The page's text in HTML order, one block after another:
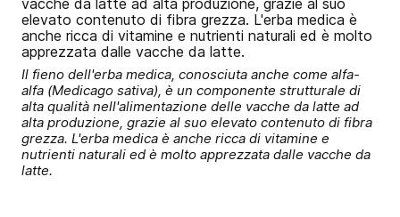
Il fieno dell'erba medica, conosciuta anche come alfa-
alfa (Medicago sativa), è un componente strutturale di
alta qualità nell'alimentazione delle vacche da latte ad
alta produzione, grazie al suo elevato contenuto di fibra
grezza. L'erba medica è anche ricca di vitamine e
nutrienti naturali ed è molto apprezzata dalle vacche da
latte.